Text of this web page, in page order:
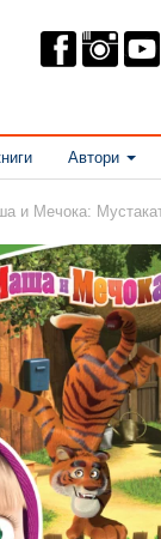
Автори
и Мечока: